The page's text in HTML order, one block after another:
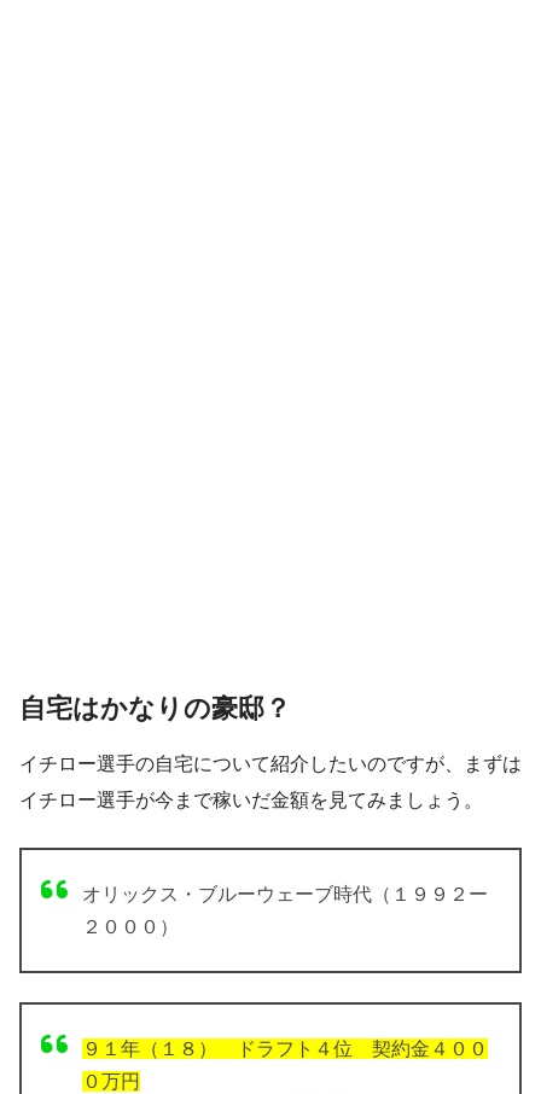
自宅はかなりの豪邸？
イチロー選手の自宅について紹介したいのですが、まずは
イチロー選手が今まで稼いだ金額を見てみましょう。
オリックス・ブルーウェーブ時代（１９９２ー
２０００）
９１年（１８） ドラフト４位 契約金４００
０万円